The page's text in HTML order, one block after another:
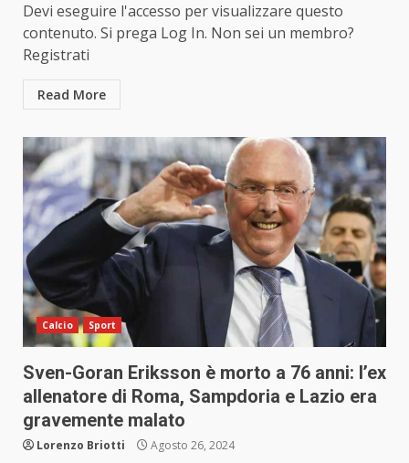
Devi eseguire l'accesso per visualizzare questo
contenuto. Si prega Log In. Non sei un membro?
Registrati
Read More
Calcio Sport
Sven-Goran Eriksson è morto a 76 anni: l’ex
allenatore di Roma, Sampdoria e Lazio era
gravemente malato
Lorenzo Briotti Agosto 26, 2024